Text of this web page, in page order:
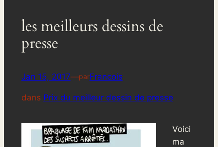
les meilleurs dessins de
presse
Jan 15, 2017—parFrancois
dans Prix du meilleur dessin de presse
Voici
ma